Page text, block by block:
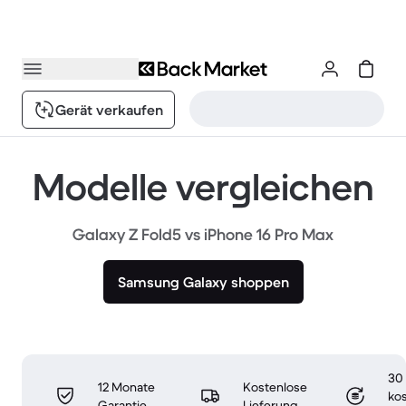
Gerät verkaufen
Modelle vergleichen
Galaxy Z Fold5 vs iPhone 16 Pro Max
Samsung Galaxy shoppen
12 Monate
Kostenlose
30